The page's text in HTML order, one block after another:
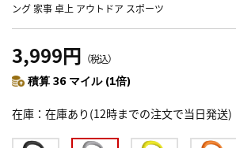
ング 家事 卓上 アウトドア スポーツ
3,999円 （税込）
積算 36 マイル (1倍)
在庫 在庫あり(12時までの注文で当日発送)